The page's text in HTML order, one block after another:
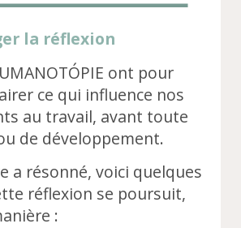
la réflexion
ont pour
ce qui influence nos
au travail, avant toute
de développement.
a résonné, voici quelques
réflexion se poursuit,
: